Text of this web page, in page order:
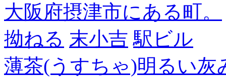
大阪府摂津市にある町。
拗ねる 末小吉 駅ビル
薄茶(うすちゃ)明るい灰